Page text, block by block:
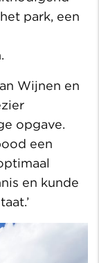
park, een
Wijnen en
opgave.
een
en kunde